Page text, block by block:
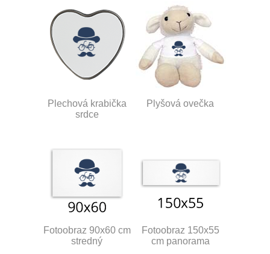
Plechová krabička
srdce
Plyšová ovečka
Fotoobraz 90x60 cm
stredný
Fotoobraz 150x55
cm panorama